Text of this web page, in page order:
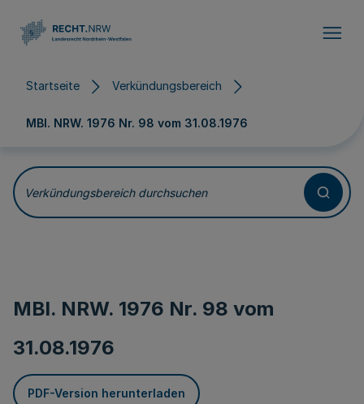
Startseite Verkündungsbereich
MBl. NRW. 1976 Nr. 98 vom 31.08.1976
Verkündungsbereich durchsuchen
MBl. NRW. 1976 Nr. 98 vom
31.08.1976
PDF-Version herunterladen